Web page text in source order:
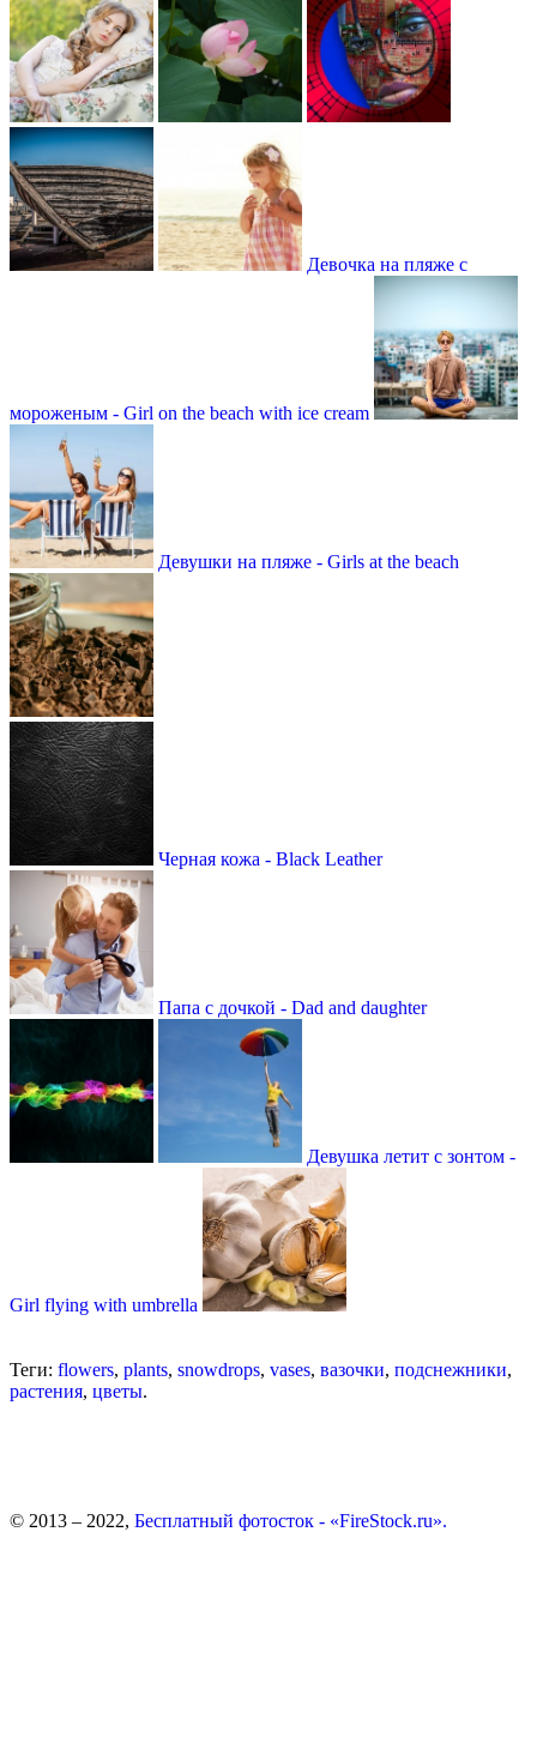
Девочка на пляже с
мороженым - Girl on the beach with ice cream
Девушки на пляже - Girls at the beach
Черная кожа - Black Leather
Папа с дочкой - Dad and daughter
Девушка летит с зонтом -
Girl flying with umbrella
Теги: flowers, plants, snowdrops, vases, вазочки, подснежники,
растения, цветы.
© 2013 – 2022, Бесплатный фотосток - «FireStock.ru».